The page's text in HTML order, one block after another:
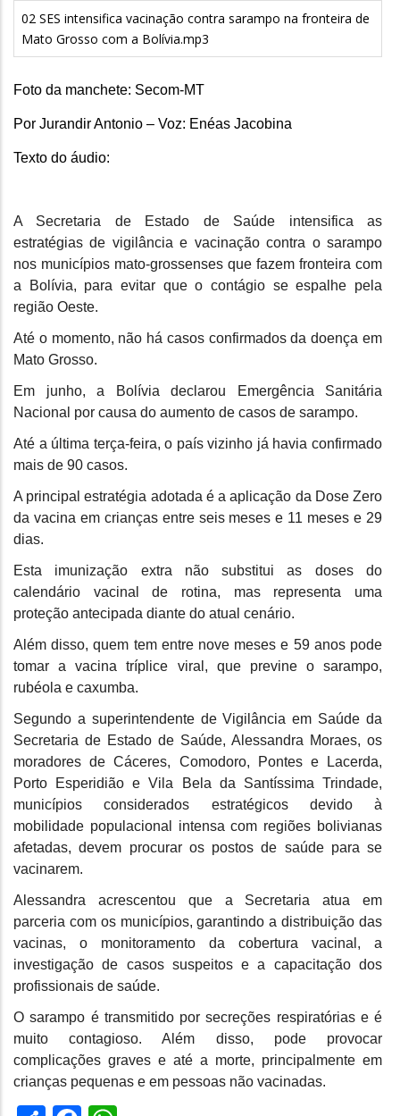
02 SES intensifica vacinação contra sarampo na fronteira de
Mato Grosso com a Bolívia.mp3
Foto da manchete: Secom-MT
Por Jurandir Antonio – Voz: Enéas Jacobina
Texto do áudio:
A Secretaria de Estado de Saúde intensifica as
estratégias de vigilância e vacinação contra o sarampo
nos municípios mato-grossenses que fazem fronteira com
a Bolívia, para evitar que o contágio se espalhe pela
região Oeste.
Até o momento, não há casos confirmados da doença em
Mato Grosso.
Em junho, a Bolívia declarou Emergência Sanitária
Nacional por causa do aumento de casos de sarampo.
Até a última terça-feira, o país vizinho já havia confirmado
mais de 90 casos.
A principal estratégia adotada é a aplicação da Dose Zero
da vacina em crianças entre seis meses e 11 meses e 29
dias.
Esta imunização extra não substitui as doses do
calendário vacinal de rotina, mas representa uma
proteção antecipada diante do atual cenário.
Além disso, quem tem entre nove meses e 59 anos pode
tomar a vacina tríplice viral, que previne o sarampo,
rubéola e caxumba.
Segundo a superintendente de Vigilância em Saúde da
Secretaria de Estado de Saúde, Alessandra Moraes, os
moradores de Cáceres, Comodoro, Pontes e Lacerda,
Porto Esperidião e Vila Bela da Santíssima Trindade,
municípios considerados estratégicos devido à
mobilidade populacional intensa com regiões bolivianas
afetadas, devem procurar os postos de saúde para se
vacinarem.
Alessandra acrescentou que a Secretaria atua em
parceria com os municípios, garantindo a distribuição das
vacinas, o monitoramento da cobertura vacinal, a
investigação de casos suspeitos e a capacitação dos
profissionais de saúde.
O sarampo é transmitido por secreções respiratórias e é
muito contagioso. Além disso, pode provocar
complicações graves e até a morte, principalmente em
crianças pequenas e em pessoas não vacinadas.